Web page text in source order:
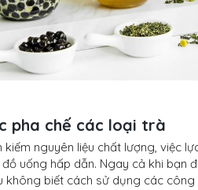
pha chế các loại trà
kiếm nguyên liệu chất lượng, việc
uống hấp dẫn. Ngay cả khi bạn
không biết cách sử dụng các